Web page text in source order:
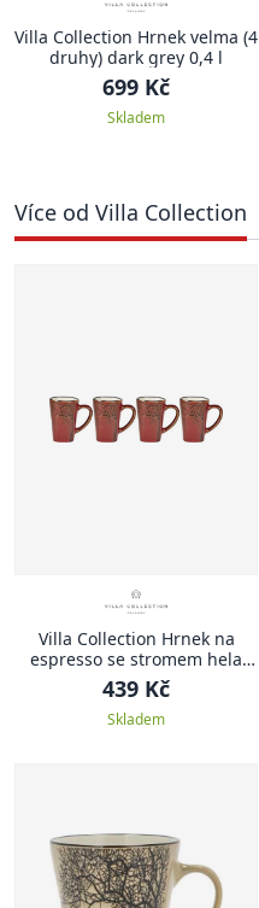
Villa Collection Hrnek velma (4
druhy) dark grey 0,4 l
699 Kč
Skladem
Více od Villa Collection
Villa Collection Hrnek na
espresso se stromem hela
amber 0,1l (set 4 ks)
439 Kč
Skladem